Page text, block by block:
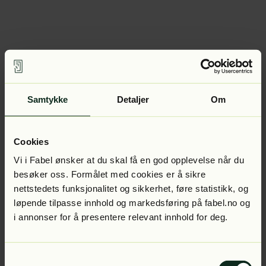
Samtykke Detaljer Om
Cookies
Vi i Fabel ønsker at du skal få en god opplevelse når du
besøker oss. Formålet med cookies er å sikre
nettstedets funksjonalitet og sikkerhet, føre statistikk, og
løpende tilpasse innhold og markedsføring på fabel.no og
i annonser for å presentere relevant innhold for deg.